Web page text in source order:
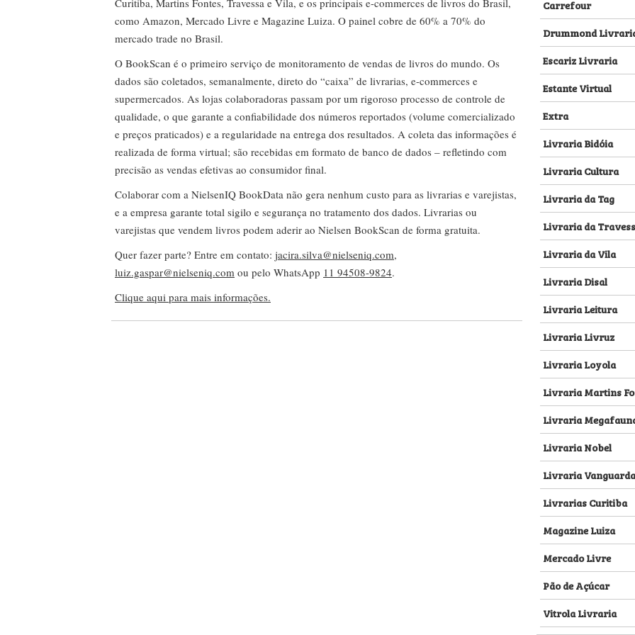
Curitiba, Martins Fontes, Travessa e Vila, e os principais e-commerces de livros do Brasil,
como Amazon, Mercado Livre e Magazine Luiza. O painel cobre de 60% a 70% do
mercado trade no Brasil.
O BookScan é o primeiro serviço de monitoramento de vendas de livros do mundo. Os
dados são coletados, semanalmente, direto do “caixa” de livrarias, e-commerces e
supermercados. As lojas colaboradoras passam por um rigoroso processo de controle de
qualidade, o que garante a confiabilidade dos números reportados (volume comercializado
e preços praticados) e a regularidade na entrega dos resultados. A coleta das informações é
realizada de forma virtual; são recebidas em formato de banco de dados – refletindo com
precisão as vendas efetivas ao consumidor final.
Colaborar com a NielsenIQ BookData não gera nenhum custo para as livrarias e varejistas,
e a empresa garante total sigilo e segurança no tratamento dos dados. Livrarias ou
varejistas que vendem livros podem aderir ao Nielsen BookScan de forma gratuita.
Quer fazer parte? Entre em contato: jacira.silva@nielseniq.com,
luiz.gaspar@nielseniq.com ou pelo WhatsApp 11 94508-9824.
Clique aqui para mais informações.
Carrefour
Drummond
Escariz Livraria
Estante Virtual
Extra
Livraria Bidóia
Livraria Cultura
Livraria da Tag
Livraria da
Livraria da Vila
Livraria Disal
Livraria Leitura
Livraria Livruz
Livraria Loyola
Livraria Martins
Livraria
Livraria Nobel
Livraria Vanguarda
Livrarias Curitiba
Magazine Luiza
Mercado Livre
Pão de Açúcar
Vitrola Livraria